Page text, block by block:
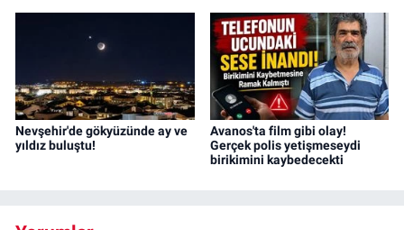
Nevşehir'de gökyüzünde ay ve
yıldız buluştu!
Avanos'ta film gibi olay!
Gerçek polis yetişmeseydi
birikimini kaybedecekti